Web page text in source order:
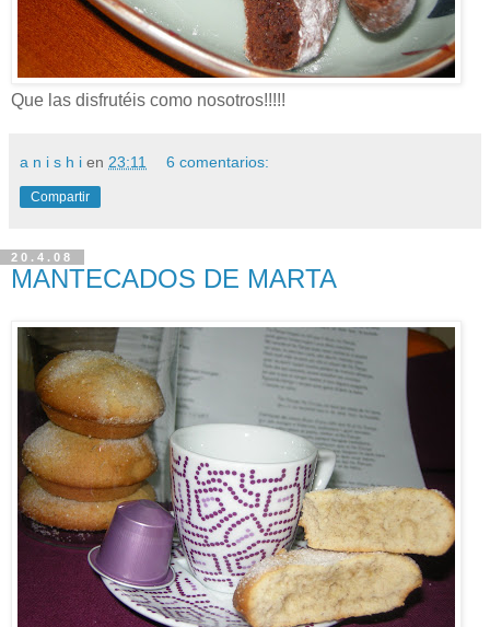
Que las disfrutéis como nosotros!!!!!
a n i s h i en 23:11 6 comentarios:
Compartir
20.4.08
MANTECADOS DE MARTA